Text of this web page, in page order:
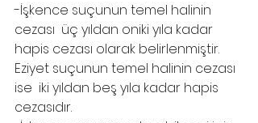
-İşkence suçunun temel halinin
cezası  üç yıldan oniki yıla kadar
hapis cezası olarak belirlenmiştir.
Eziyet suçunun temel halinin cezası
ise  iki yıldan beş yıla kadar hapis
cezasıdır.